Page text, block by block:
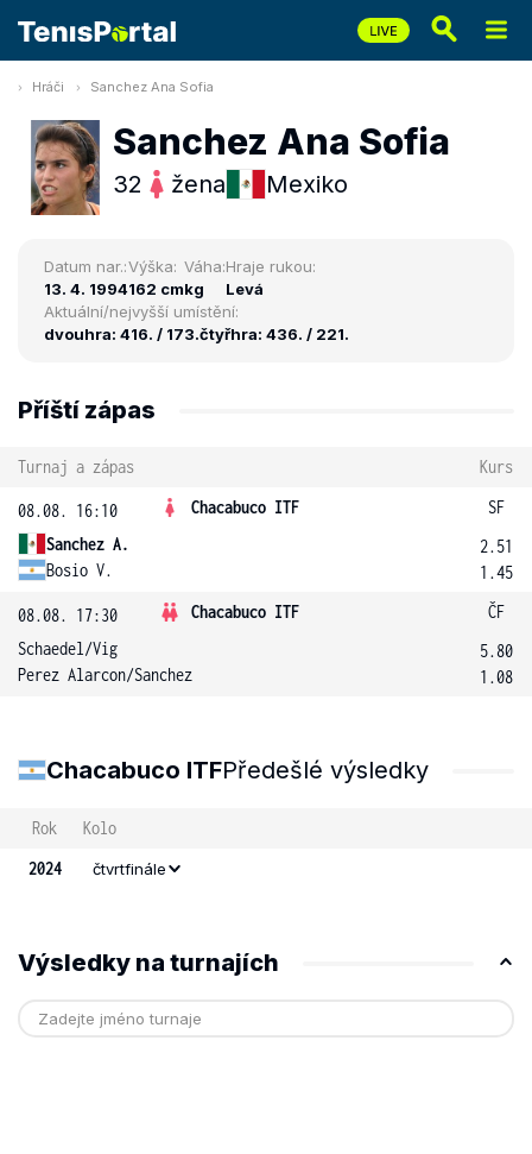
Hráči Sanchez Ana Sofia
Sanchez Ana Sofia
32 žena Mexiko
Datum nar.:
13. 4. 1994
Výška:
162 cm
Váha:
kg
Hraje rukou:
Levá
Aktuální/nejvyšší umístění:
dvouhra: 416. / 173.čtyřhra: 436. / 221.
Příští zápas
Turnaj a zápas Kurs
08.08. 16:10 Chacabuco ITF
SF
Sanchez A.
Bosio V.
2.51
1.45
08.08. 17:30 Chacabuco ITF
ČF
Schaedel/Vig
Perez Alarcon/Sanchez
5.80
1.08
Chacabuco ITFPředešlé výsledky
Rok
Kolo
2024
čtvrtfinále
Výsledky na turnajích